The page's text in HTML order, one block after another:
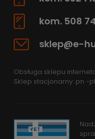
kom. 508
sklep@e-
Obsługa sklepu
Sklep stacjonarny: pn.-pt.